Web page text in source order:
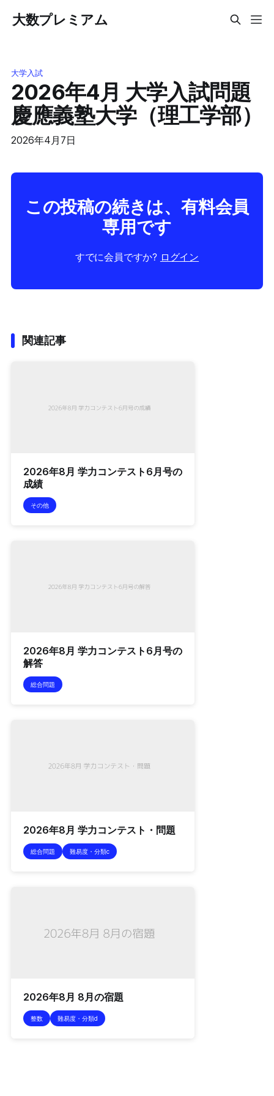
大数プレミアム
大学入試
2026年4月 大学入試問題
慶應義塾大学（理工学部）
2026年4月7日
この投稿の続きは、有料会員
専用です
すでに会員ですか? ログイン
関連記事
2026年8月 学力コンテスト6月号の
成績
その他
2026年8月 学力コンテスト6月号の
解答
総合問題
2026年8月 学力コンテスト・問題
総合問題 難易度・分類c
2026年8月 8月の宿題
整数 難易度・分類d